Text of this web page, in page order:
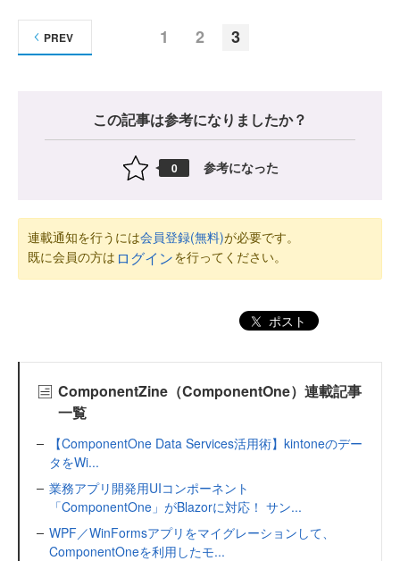
1 2 3
PREV
この記事は参考になりましたか？
0 参考になった
連載通知を行うには会員登録(無料)が必要です。
既に会員の方は ログインを行ってください。
ポスト
ComponentZine（ComponentOne）連載記事
一覧
【ComponentOne Data Services活用術】kintoneのデー
タをWi...
業務アプリ開発用UIコンポーネント
「ComponentOne」がBlazorに対応！ サン...
WPF／WinFormsアプリをマイグレーションして、
ComponentOneを利用したモ...